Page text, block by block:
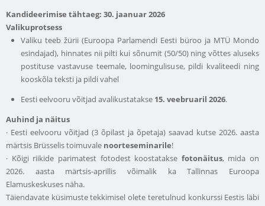
Kandideerimise tähtaeg: 30. jaanuar 2026
Valikuprotsess
Valiku teeb žürii (Euroopa Parlamendi Eesti büroo ja MTÜ Mondo
esindajad), hinnates nii pilti kui sõnumit (50/50) ning võttes aluseks
postituse vastavuse teemale, loomingulisuse, pildi kvaliteedi ning
kooskõla teksti ja pildi vahel
Eesti eelvooru võitjad avalikustatakse 15. veebruaril 2026.
Auhind ja näitus
· Eesti eelvooru võitjad (3 õpilast ja õpetaja) saavad kutse 2026. aasta
märtsis Brüsselis toimuvale noorteseminarile!
· Kõigi riikide parimatest fotodest koostatakse fotonäitus, mida on
2026. aasta märtsis-aprillis võimalik ka Tallinnas Euroopa
Elamuskeskuses näha.
Täiendavate küsimuste tekkimisel olete teretulnud konkurssi Eestis läbi